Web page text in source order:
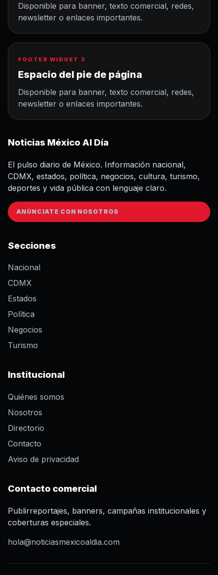
Disponible para banner, texto comercial, redes,
newsletter o enlaces importantes.
FOOTER WIDGET 3
Espacio del pie de página
Disponible para banner, texto comercial, redes,
newsletter o enlaces importantes.
Noticias México Al Día
El pulso diario de México. Información nacional,
CDMX, estados, política, negocios, cultura, turismo,
deportes y vida pública con lenguaje claro.
ANÚNCIATE CON NOSOTROS
Secciones
Nacional
CDMX
Estados
Política
Negocios
Turismo
Institucional
Quiénes somos
Nosotros
Directorio
Contacto
Aviso de privacidad
Contacto comercial
Publirreportajes, banners, campañas institucionales y
coberturas especiales.
hola@noticiasmexicoaldia.com